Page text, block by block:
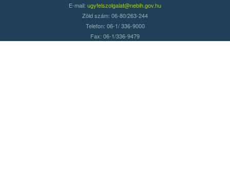
E-mail: ugyfelszolgalat@nebih.gov.hu
Zöld szám: 06-80/263-244
Telefon: 06-1/ 336-9000
Fax: 06-1/336-9479